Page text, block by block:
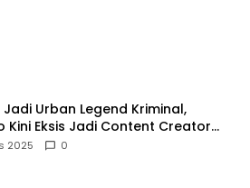
Jadi Urban Legend Kriminal,
Kini Eksis Jadi Content Creator
2025 0